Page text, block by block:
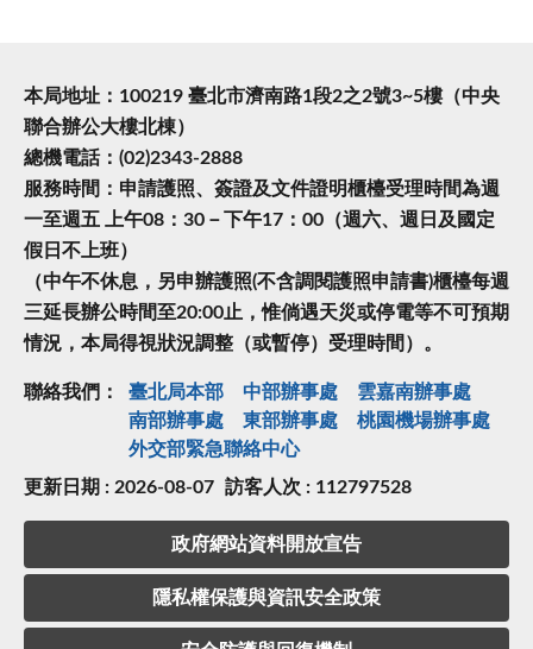
本局地址：100219 臺北市濟南路1段2之2號3~5樓（中央
聯合辦公大樓北棟）
總機電話：(02)2343-2888
服務時間：申請護照、簽證及文件證明櫃檯受理時間為週
一至週五 上午08：30－下午17：00（週六、週日及國定
假日不上班）
（中午不休息，另申辦護照(不含調閱護照申請書)櫃檯每週
三延長辦公時間至20:00止，惟倘遇天災或停電等不可預期
情況，本局得視狀況調整（或暫停）受理時間）。
聯絡我們： 臺北局本部 中部辦事處
雲嘉南辦事處
南部辦事處
東部辦事處
桃園機場辦事處
外交部緊急聯絡中⼼
更新日期 : 2026-08-07 訪客人次 : 112797528
政府網站資料開放宣告
隱私權保護與資訊安全政策